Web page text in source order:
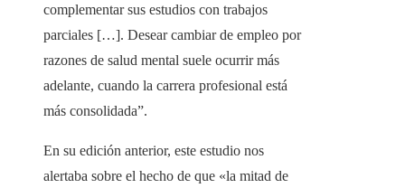
complementar sus estudios con trabajos
parciales […]. Desear cambiar de empleo por
razones de salud mental suele ocurrir más
adelante, cuando la carrera profesional está
más consolidada”.
En su edición anterior, este estudio nos
alertaba sobre el hecho de que «la mitad de